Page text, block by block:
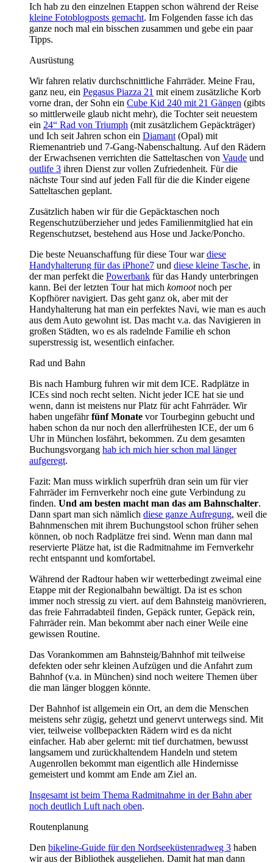
Ich hab zu den einzelnen Etappen schon während der Reise
kleine Fotoblogposts gemacht. Im Folgenden fasse ich das
ganze noch mal ein bisschen zusammen und gebe ein paar
Tipps.
Ausrüstung
Wir fahren relativ durchschnittliche Fahrräder. Meine Frau,
ganz neu, ein Pegasus Piazza 21 mit einem zusätzliche Korb
vorne dran, der Sohn ein Cube Kid 240 mit 21 Gängen (gibts
so mittlerweile glaub nicht mehr), die Tochter seit neuestem
ein 24“ Rad von Triumph (mit zusätzlichem Gepäckträger)
und Ich seit Jahren schon ein Diamant (Opal) mit
Riemenantrieb und 7-Gang-Nabenschaltung. Auf den Rädern
der Erwachsenen verrichten die Satteltaschen von Vaude und
outlife 3 ihren Dienst zur vollen Zufriedenheit. Für die
nächste Tour sind auf jeden Fall für die die Kinder eigene
Satteltaschen geplant.
Zusätzlich haben wir für die Gepäcktaschen noch
Regenschutzüberzieher und jedes Familienmitglied hat ein
Regenschutzset, bestehend aus Hose und Jacke/Poncho.
Die beste Neuanschaffung für diese Tour wardiese
Handyhalterung für das iPhone7 und diese kleine Tasche, in
der man perfekt die Powerbank für das Handy unterbringen
kann. Bei der letzten Tour hat mich komootnoch per
Kopfhörer navigiert. Das geht ganz ok, aber mit der
Handyhalterung hat man ein perfektes Navi, wie man es auch
aus dem Auto gewohnt ist. Das macht v.a. das Navigieren in
großen Städten, wo es als radelnde Familie eh schon
superstressig ist, wesentlich einfacher.
Rad und Bahn
Bis nach Hamburg fuhren wir mit dem ICE. Radplätze in
ICEs sind noch recht selten. Nicht jeder ICE hat sie und
wenn, dann ist meistens nur Platz für acht Fahrräder. Wir
haben ungefährfünf Monate vor Tourbeginn gebucht und
haben schon da nur noch den allerfrühesten ICE, der um 6
Uhr in München losfährt, bekommen. Zu dem gesamten
Buchungsvorgang hab ich mich hier schon mal länger
aufgeregt.
Fazit: Man muss wirklich superfrüh dran sein um für vier
Fahrräder im Fernverkehr noch eine gute Verbindung zu
finden. Und am besten macht man das am Bahnschalter.
Dann spart man sich nämlich diese ganze Aufregung, weil die
Bahnmenschen mit ihrem Buchungstool schon früher sehen
können, ob noch Radplätze frei sind. Wenn man dann mal
reservierte Plätze hat, ist die Radmitnahme im Fernverkehr
recht entspannt und komfortabel.
Während der Radtour haben wir wetterbedingt zweimal eine
Etappe mit der Regionalbahn bewältigt. Da ist es schon
immer noch stressig zu viert. auf dem Bahnsteig manövrieren,
das freie Fahrradabteil finden, Gepäck runter, Gepäck rein,
Fahrräder rein. Man bekommt aber nach einer Weile eine
gewissen Routine.
Das Vorankommen am Bahnsteig/Bahnhof mit teilweise
defekten oder sehr kleinen Aufzügen und die Anfahrt zum
Bahnhof (v.a. in München) sind noch weitere Themen über
die man länger bloggen könnte.
Der Bahnhof ist allgemein ein Ort, an dem die Menschen
meistens sehr zügig, gehetzt und genervt unterwegs sind. Mit
vier, teilweise vollbepackten Rädern wird es da nicht
einfacher. Hab aber gelernt: mit tief durchatmen, bewusst
langsamem und zurückhaltendem Handeln und stetem
Augenrollen bekommt man eigentlich alle Hindernisse
gemeistert und kommt am Ende am Ziel an.
Insgesamt ist beim Thema Radmitnahme in der Bahn aber
noch deutlich Luft nach oben.
Routenplanung
Den bikeline-Guide für den Nordseeküstenradweg 3 haben
wir aus der Bibliothek ausgeliehen. Damit hat man dann